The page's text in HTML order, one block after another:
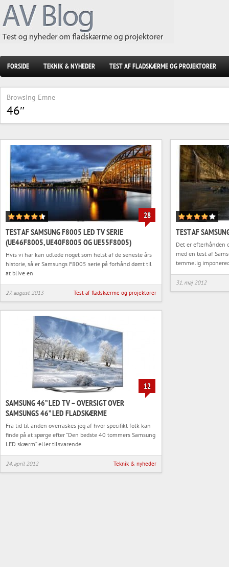
FORSIDE TEKNIK & NYHEDER TEST AF FLADSKÆRME OG PROJEKTORER
Browsing Emne
46″
28
TEST AF SAMSUNG F8005 LED TV SERIE
(UE46F8005, UE40F8005 OG UE55F8005)
Hvis vi har kan udlede noget som helst af de seneste års
historie, så er Samsungs F8005 serie på forhånd dømt til
at blive en
27. august 2013 Test af fladskærme og projektorer
TEST AF
Det er efterhånden
med en test af
temmelig
31. maj 2012
12
SAMSUNG 46” LED TV – OVERSIGT OVER
SAMSUNGS 46” LED FLADSKÆRME
Fra tid til anden overraskes jeg af hvor specifikt folk kan
finde på at spørge efter “Den bedste 40 tommers Samsung
LED skærm” eller tilsvarende.
24. april 2012 Teknik & nyheder